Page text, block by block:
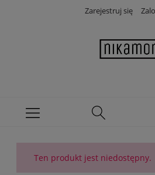
Zarejestruj się
Ten produkt jest niedostępny.